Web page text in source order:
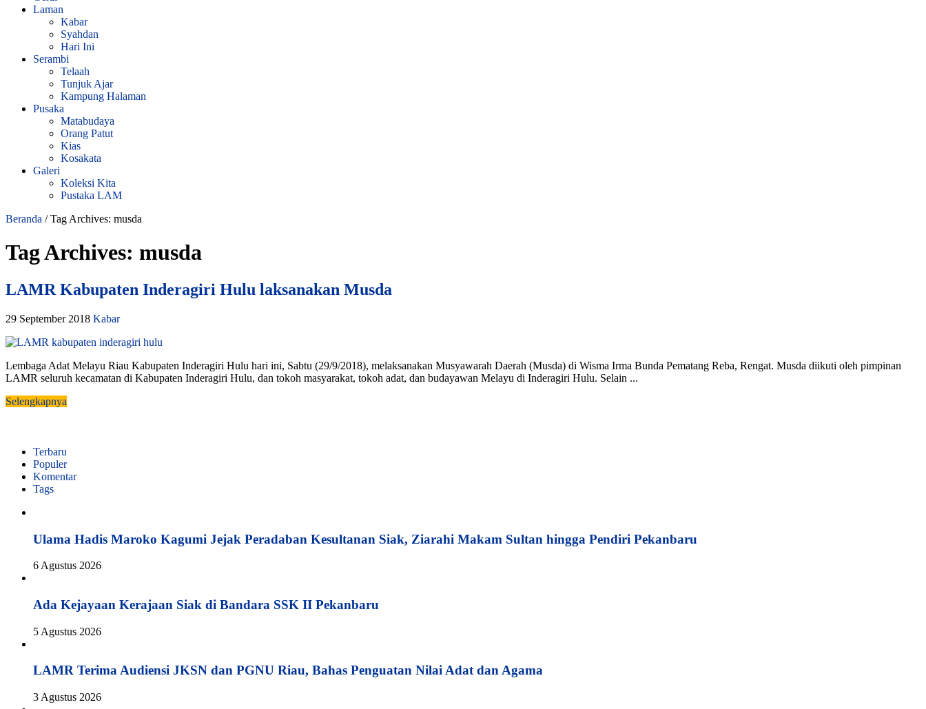
Laman
Kabar
Syahdan
Hari Ini
Serambi
Telaah
Tunjuk Ajar
Kampung Halaman
Pusaka
Matabudaya
Orang Patut
Kias
Kosakata
Galeri
Koleksi Kita
Pustaka LAM
Beranda / Tag Archives: musda
Tag Archives: musda
LAMR Kabupaten Inderagiri Hulu laksanakan Musda
29 September 2018 Kabar
Lembaga Adat Melayu Riau Kabupaten Inderagiri Hulu hari ini, Sabtu (29/9/2018), melaksanakan Musyawarah Daerah (Musda) di Wisma Irma Bunda Pematang Reba, Rengat. Musda diikuti oleh pimpinan
LAMR seluruh kecamatan di Kabupaten Inderagiri Hulu, dan tokoh masyarakat, tokoh adat, dan budayawan Melayu di Inderagiri Hulu. Selain ...
Selengkapnya
Terbaru
Populer
Komentar
Tags
Ulama Hadis Maroko Kagumi Jejak Peradaban Kesultanan Siak, Ziarahi Makam Sultan hingga Pendiri Pekanbaru
6 Agustus 2026
Ada Kejayaan Kerajaan Siak di Bandara SSK II Pekanbaru
5 Agustus 2026
LAMR Terima Audiensi JKSN dan PGNU Riau, Bahas Penguatan Nilai Adat dan Agama
3 Agustus 2026